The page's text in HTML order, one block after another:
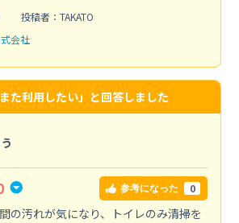
投稿者：TAKATO
会社
また利用したい」と回答しました
参考になった 0
の汚れが気になり、トイレのみ清掃を